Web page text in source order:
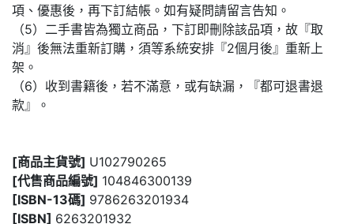
項、優惠後，再下訂結帳。如有疑問請留言告知。
（5）二手書皆為獨立商品，下訂即刪除該品項，故『取
消』後無法重新訂購，須等系統安排『2個月後』重新上
架。
（6）收到書籍後，若不滿意，或有缺漏，『都可退書退
款』。
[商品主貨號] U102790265
[代售商品編號] 104846300139
[ISBN-13碼] 9786263201934
[ISBN] 6263201932